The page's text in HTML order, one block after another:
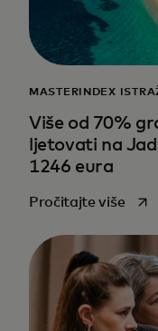
MASTERINDEX
Više od 70%
ljetovati na
1246 eura
Pročitajte više